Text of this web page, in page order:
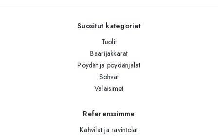
Suositut kategoriat
Tuolit
Baarijakkarat
Pöydät ja pöydänjalat
Sohvat
Valaisimet
Referenssimme
Kahvilat ja ravintolat